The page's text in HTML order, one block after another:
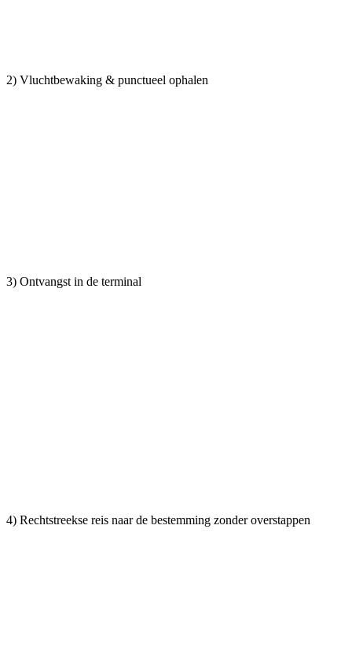
2) Vluchtbewaking & punctueel ophalen
3) Ontvangst in de terminal
4) Rechtstreekse reis naar de bestemming zonder overstappen